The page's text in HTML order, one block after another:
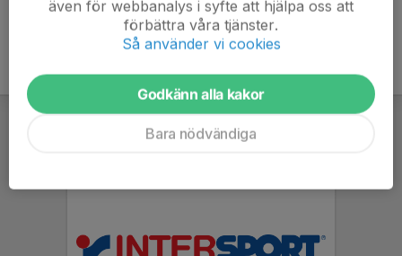
även för webbanalys i syfte att hjälpa oss att
förbättra våra tjänster.
Så använder vi cookies
Godkänn alla kakor
Bara nödvändiga